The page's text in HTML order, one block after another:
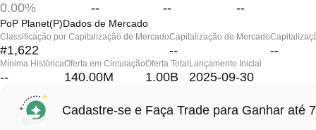
0.00% -- -- --
PoP Planet(P)Dados de Mercado
Classificação por Capitalização de Mercado
#1,622
Capitalização de Mercado
-- --
Mínima Histórica
--
Oferta em Circulação
140.00M
Oferta Total
1.00B
Lançamento Inicial
2025-09-30
Cadastre-se e Faça Trade para Ganhar até